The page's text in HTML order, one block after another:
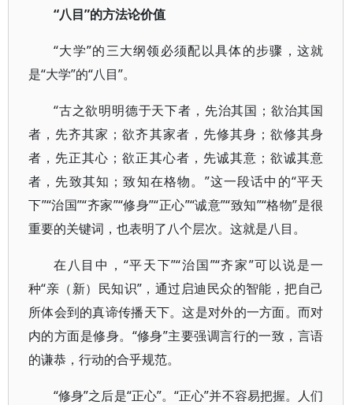
“八目”的方法论价值
“大学”的三大纲领必须配以具体的步骤，这就
是“大学”的“八目”。
“古之欲明明德于天下者，先治其国；欲治其国
者，先齐其家；欲齐其家者，先修其身；欲修其身
者，先正其心；欲正其心者，先诚其意；欲诚其意
者，先致其知；致知在格物。”这一段话中的“平天
下”“治国”“齐家”“修身”“正心”“诚意”“致知”“格物”是很
重要的关键词，也表明了八个层次。这就是八目。
在八目中，“平天下”“治国”“齐家”可以说是一
种“亲（新）民知识”，通过启迪民众的智能，把自己
所体会到的真谛传播天下。这是对外的一方面。而对
内的方面是修身。“修身”主要强调言行的一致，言语
的谦恭，行动的合乎规范。
“修身”之后是“正心”。“正心”并不容易把握。人们